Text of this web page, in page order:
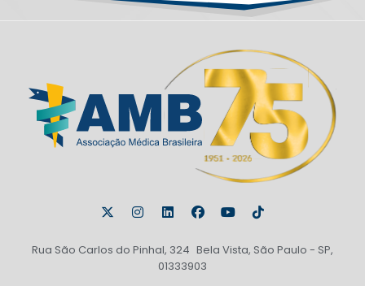
Rua São Carlos do Pinhal, 324 Bela Vista, São Paulo - SP,
01333903